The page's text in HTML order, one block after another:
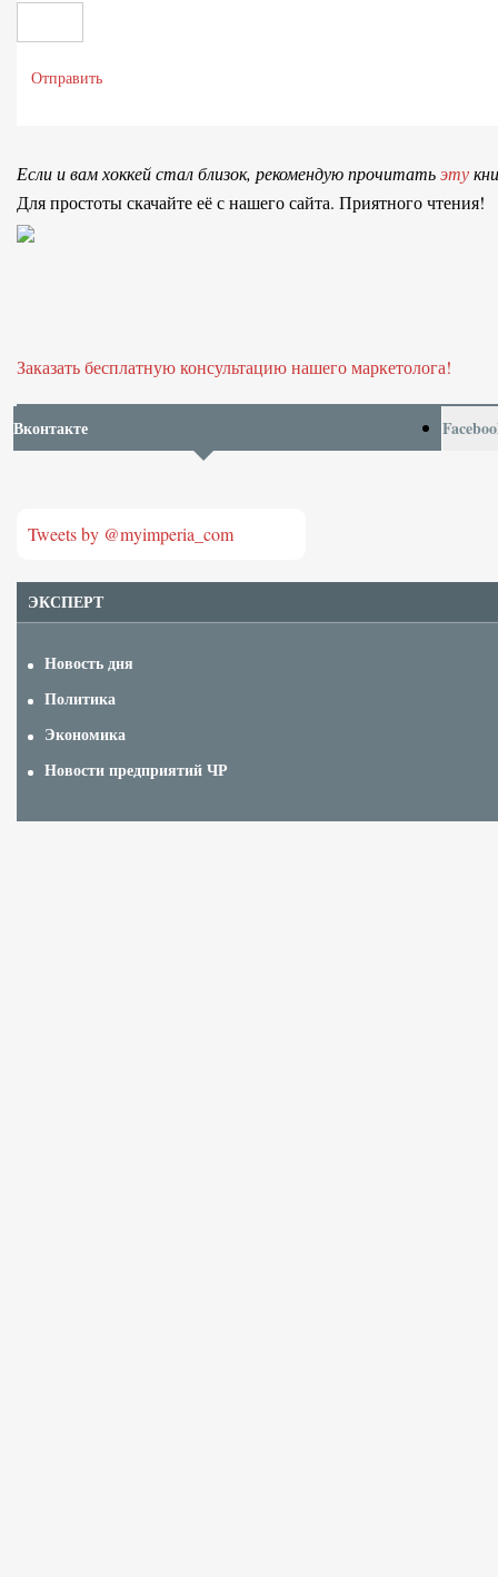
Отправить
Если и вам хоккей стал близок, рекомендую прочитатьэту
Для простоты скачайте её с нашего сайта. Приятного чтения!
Заказать бесплатную консультацию нашего маркетолога!
Вконтакте
Tweets by @myimperia_com
ЭКСПЕРТ
Новость дня
Политика
Экономика
Новости предприятий ЧР